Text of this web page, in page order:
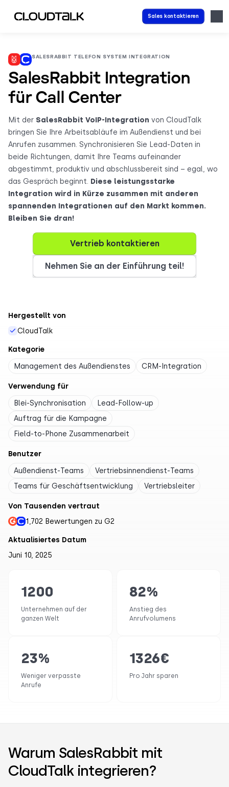
Sales kontaktieren
SALESRABBIT TELEFON SYSTEM INTEGRATION
SalesRabbit Integration
für Call Center
Mit der SalesRabbit VoIP-Integration von CloudTalk
bringen Sie Ihre Arbeitsabläufe im Außendienst und bei
Anrufen zusammen. Synchronisieren Sie Lead-Daten in
beide Richtungen, damit Ihre Teams aufeinander
abgestimmt, produktiv und abschlussbereit sind – egal, wo
das Gespräch beginnt. Diese leistungsstarke
Integration wird in Kürze zusammen mit anderen
spannenden Integrationen auf den Markt kommen.
Bleiben Sie dran!
Vertrieb kontaktieren
Nehmen Sie an der Einführung teil!
Hergestellt von
CloudTalk
Kategorie
Management des Außendienstes CRM-Integration
Verwendung für
Blei-Synchronisation
Lead-Follow-up
Auftrag für die Kampagne
Field-to-Phone Zusammenarbeit
Benutzer
Außendienst-Teams
Vertriebsinnendienst-Teams
Teams für Geschäftsentwicklung
Vertriebsleiter
Von Tausenden vertraut
1,702 Bewertungen zu G2
Aktualisiertes Datum
Juni 10, 2025
1200
Unternehmen auf der
ganzen Welt
82%
Anstieg des
Anrufvolumens
23%
Weniger verpasste
Anrufe
1326€
Pro Jahr sparen
Warum SalesRabbit mit
CloudTalk integrieren?